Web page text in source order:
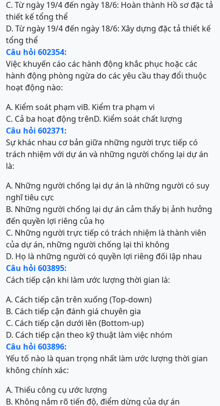
C. Từ ngày 19/4 đến ngày 18/6: Hoàn thành Hồ sơ đặc tả
thiết kế tổng thể
D. Từ ngày 19/4 đến ngày 18/6: Xây dựng đặc tả thiết kế
tổng thể
Câu hỏi 602354:
Việc khuyến cáo các hành động khắc phục hoặc các
hành động phòng ngừa do các yêu cầu thay đổi thuộc
hoạt động nào:
A. Kiểm soát phạm viB. Kiểm tra phạm vi
C. Cả ba hoạt động trênD. Kiểm soát chất lượng
Câu hỏi 602371:
Sự khác nhau cơ bản giữa những người trực tiếp có
trách nhiệm với dự án và những người chống lại dự án
là:
A. Những người chống lại dự án là những người có suy
nghĩ tiêu cực
B. Những người chống lại dự án cảm thấy bị ảnh hưởng
đến quyền lợi riêng của họ
C. Những người trực tiếp có trách nhiệm là thành viên
của dự án, những người chống lại thì không
D. Họ là những người có quyền lợi riêng đối lập nhau
Câu hỏi 603895:
Cách tiếp cận khi làm ước lượng thời gian là:
A. Cách tiếp cận trên xuống (Top-down)
B. Cách tiếp cận đánh giá chuyên gia
C. Cách tiếp cận dưới lên (Bottom-up)
D. Cách tiếp cận theo kỹ thuật làm việc nhóm
Câu hỏi 603896:
Yếu tố nào là quan trọng nhất làm ước lượng thời gian
không chính xác:
A. Thiếu công cụ ước lượng
B. Không nắm rõ tiến độ, điểm dừng của dự án